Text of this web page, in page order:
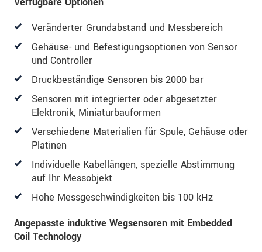
Veränderter Grundabstand und Messbereich
Gehäuse- und Befestigungsoptionen von Sensor
und Controller
Druckbeständige Sensoren bis 2000 bar
Sensoren mit integrierter oder abgesetzter
Elektronik, Miniaturbauformen
Verschiedene Materialien für Spule, Gehäuse oder
Platinen
Individuelle Kabellängen, spezielle Abstimmung
auf Ihr Messobjekt
Hohe Messgeschwindigkeiten bis 100 kHz
Angepasste induktive Wegsensoren mit Embedded
Coil Technology
* Pflichtangaben
Wir behandeln Ihre Daten vertraulich. Bitte lesen Sie
dazu unsereDatenschutzerklärung